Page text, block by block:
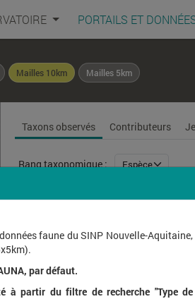
PORTAILS ET
Mailles 10km Mailles 5km
Taxons observés Contributeurs
Rang taxonomique :
faune du SINP Nouvelle-Aquitaine,
par défaut.
à partir du filtre de recherche "Type de